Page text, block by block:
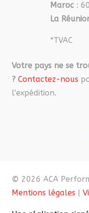
Maroc :
La
*TVAC
Votre pays ne se
? Contactez-nous
l’expédition.
© 2026 ACA
Mentions légales